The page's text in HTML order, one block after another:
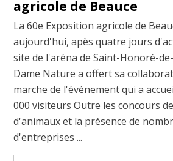
agricole de Beauce
La 60e Exposition agricole de
aujourd'hui, apès quatre jours
site de l'aréna de Saint-Honoré-
Dame Nature a offert sa
marche de l'événement qui a
000 visiteurs Outre les concours
d'animaux et la présence de
d'entreprises ...